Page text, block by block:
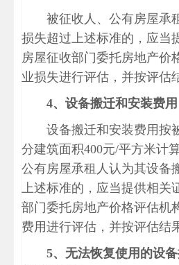
被征收人、公有房屋承
损失超过上述标准的，应当
房屋征收部门委托房地产价
业损失进行评估，并按评估
4、设备搬迁和安装费用
设备搬迁和安装费用按
分建筑面积400元/平方米计
公有房屋承租人认为其设备
上述标准的，应当提供相关
部门委托房地产价格评估机
费用进行评估，并按评估结
5、无法恢复使用的设